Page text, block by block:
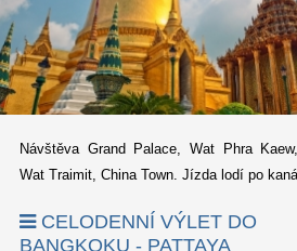
Návštěva Grand Palace, Wat Phra
Wat Traimit, China Town. Jízda lodí po
CELODENNÍ VÝLET DO
BANGKOKU - PATTAYA